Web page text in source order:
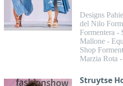
Designs
del Nilo
Formentera
Mallone -
Shop
Marzia Rota
Struytse